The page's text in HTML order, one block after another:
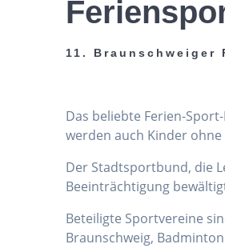
11.
Das beliebte Ferien-
werden auch Kinder
Der Stadtsportbund, die
Beeinträchtigung
Beteiligte Sportvereine
Braunschweig,